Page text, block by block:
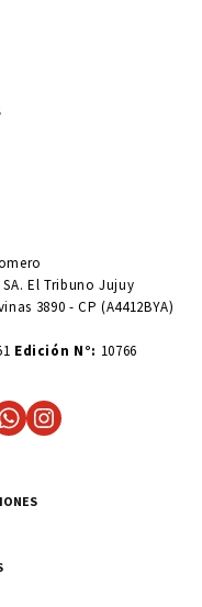
El Tribuno Jujuy
3890 - CP (A4412BYA)
Edición N°: 10766